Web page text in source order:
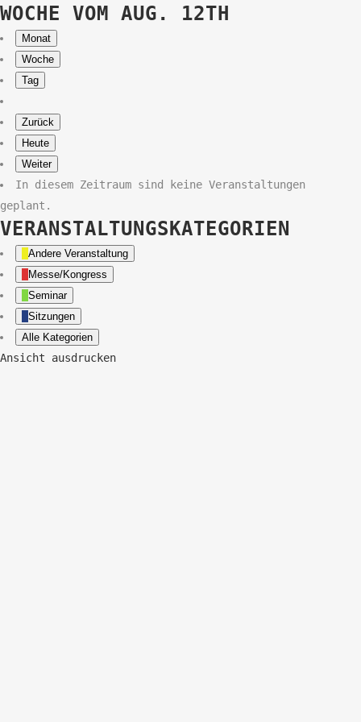
WOCHE VOM AUG. 12TH
Monat
Woche
Tag
Zurück
Heute
Weiter
In diesem Zeitraum sind keine Veranstaltungen
geplant.
VERANSTALTUNGSKATEGORIEN
Andere Veranstaltung
Messe/Kongress
Seminar
Sitzungen
Alle Kategorien
Ansicht ausdrucken